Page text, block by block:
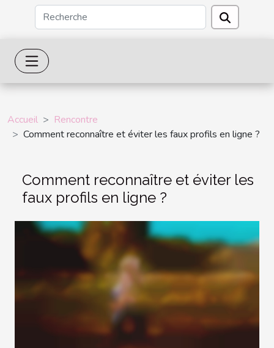
Accueil
Rencontre
Comment reconnaître et éviter les faux profils en ligne ?
Comment reconnaître et éviter les
faux profils en ligne ?